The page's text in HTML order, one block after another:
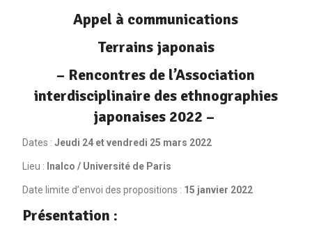
Appel à communications
Terrains japonais
– Rencontres de l’Association
interdisciplinaire des ethnographies
japonaises 2022 –
Dates : Jeudi 24 et vendredi 25 mars 2022
Lieu : Inalco / Université de Paris
Date limite d’envoi des propositions : 15 janvier 2022
Présentation :